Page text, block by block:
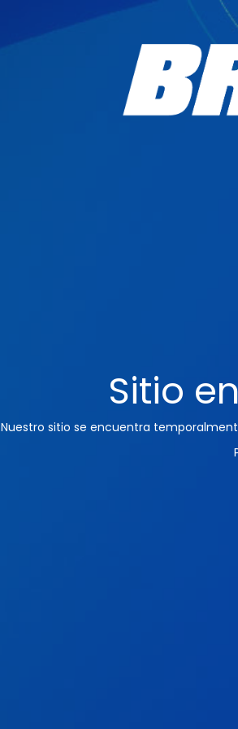
Sitio
Nuestro sitio se encuentra